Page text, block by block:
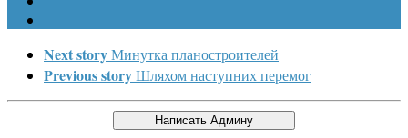
Next storyМинутка планостроителей
Previous storyШляхом наступних перемог